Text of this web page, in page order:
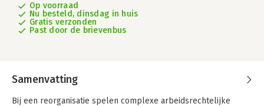
Op voorraad
Nu besteld, dinsdag in huis
Gratis verzonden
Past door de brievenbus
Samenvatting
Bij een reorganisatie spelen complexe arbeidsrechtelijke